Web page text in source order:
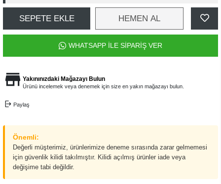
SEPETE EKLE HEMEN AL
WHATSAPP İLE SİPARİŞ VER
Yakınınızdaki Mağazayı Bulun
Ürünü incelemek veya denemek için size en yakın mağazayı bulun.
Paylaş
Önemli:
Değerli müşterimiz, ürünlerimize deneme sırasında zarar gelmemesi
için güvenlik kilidi takılmıştır. Kilidi açılmış ürünler iade veya
değişime tabi değildir.